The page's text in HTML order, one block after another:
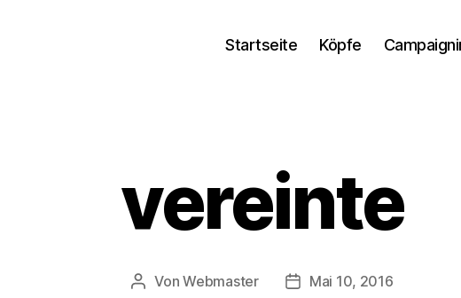
Startseite Köpfe
vereinte
Beitragsautor
VonWebmaster Beitragsdatum
Mai 10, 2016